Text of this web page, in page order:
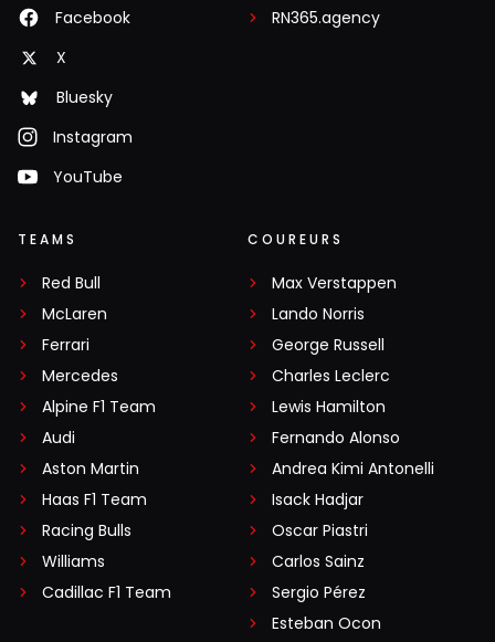
Facebook
X
Bluesky
Instagram
YouTube
RN365.agency
TEAMS
Red Bull
McLaren
Ferrari
Mercedes
Alpine F1 Team
Audi
Aston Martin
Haas F1 Team
Racing Bulls
Williams
Cadillac F1 Team
COUREURS
Max Verstappen
Lando Norris
George Russell
Charles Leclerc
Lewis Hamilton
Fernando Alonso
Andrea Kimi Antonelli
Isack Hadjar
Oscar Piastri
Carlos Sainz
Sergio Pérez
Esteban Ocon